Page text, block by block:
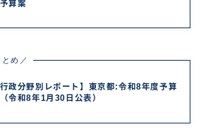
算案
め／
行政分野別レポート】東京都:令和8年度予算
令和8年1月30日公表）